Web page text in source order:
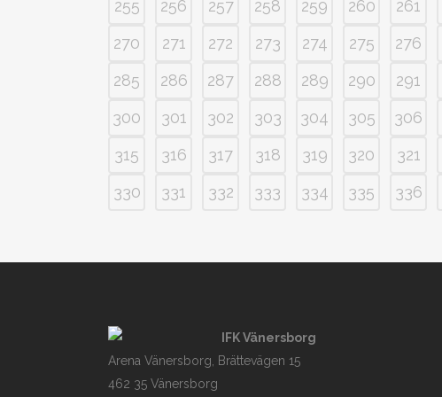
255
256 257 258 259 260 261
270
271 272 273 274 275 276
285
286 287 288 289 290 291
300
301 302 303 304 305 306
315
316 317 318 319 320 321
330
331 332 333 334 335 336
IFK Vänersborg
Arena Vänersborg, Brättevägen 15
462 35 Vänersborg